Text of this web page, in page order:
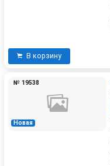
В корзину
Новая
№ 19538